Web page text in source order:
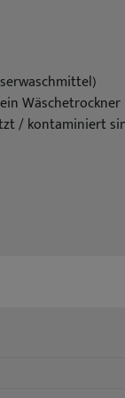
/ kontaminiert